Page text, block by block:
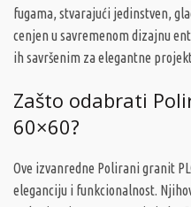
fugama, stvarajući jedinstven,
cenjen u savremenom dizajnu
ih savršenim za elegantne
Zašto odabrati
60×60?
Ove izvanredne Polirani granit
eleganciju i funkcionalnost.